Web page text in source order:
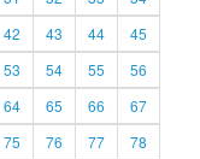
42 43 44
45
53 54 55
56
64 65 66
67
75 76 77
78